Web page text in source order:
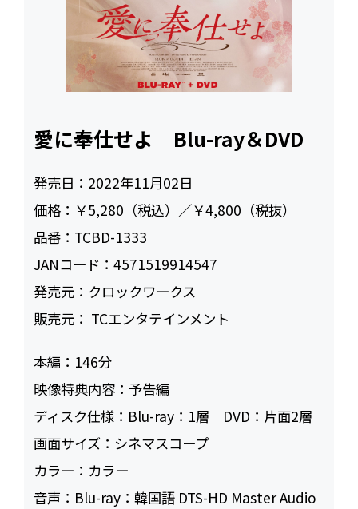
愛に奉仕せよ Blu-ray＆DVD
発売日： 2022年11月02日
価格： ￥5,280（税込）／￥4,800（税抜）
品番： TCBD-1333
JANコード：4571519914547
発売元： クロックワークス
販売元： ‎ TCエンタテインメント
本編： 146
映像特典内容：予告編
ディスク仕様： Blu-ray：1層 DVD：片面2層
画面サイズ： シネマスコープ
カラー： カラー
音声： Blu-ray：韓国語 DTS-HD Master Audio